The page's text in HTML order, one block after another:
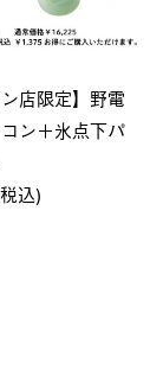
ン店限定】野電
ン＋氷点下パ
込)